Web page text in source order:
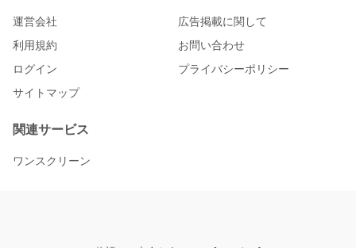
運営会社
広告掲載に関して
利用規約
お問い合わせ
ログイン
プライバシーポリシー
サイトマップ
関連サービス
ワンスクリーン